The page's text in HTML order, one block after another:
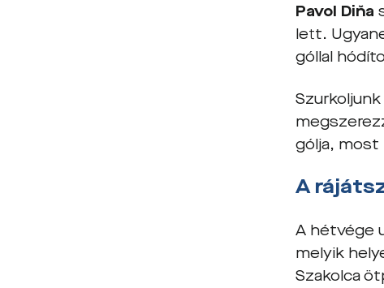
Pavol Diňa
lett.
góllal
gólja, most
A
A hétvége
melyik
Szakolca